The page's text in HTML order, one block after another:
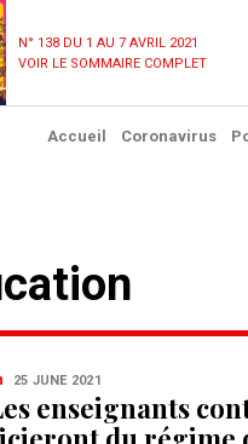
N° 138 DU 1 AU 7 AVRIL 2021
VOIR LE SOMMAIRE COMPLET
Accueil Coronavirus
25 JUNE 2021
enseignants